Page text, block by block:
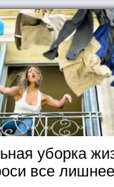
уборка
все лишнее